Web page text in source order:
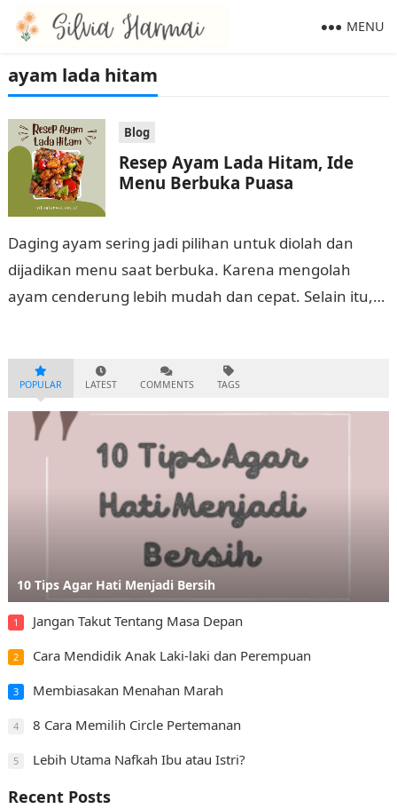
MENU
ayam lada hitam
Blog
Resep Ayam Lada Hitam, Ide
Menu Berbuka Puasa
Daging ayam sering jadi pilihan untuk diolah dan
dijadikan menu saat berbuka. Karena mengolah
ayam cenderung lebih mudah dan cepat. Selain itu,
POPULAR LATEST COMMENTS TAGS
10 Tips Agar Hati Menjadi Bersih
1 Jangan Takut Tentang Masa Depan
2 Cara Mendidik Anak Laki-laki dan Perempuan
3 Membiasakan Menahan Marah
4 8 Cara Memilih Circle Pertemanan
5 Lebih Utama Nafkah Ibu atau Istri?
Recent Posts